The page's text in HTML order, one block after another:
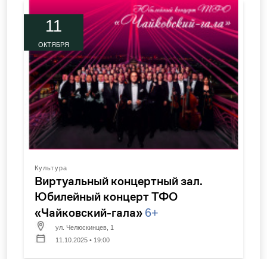
11
ОКТЯБРЯ
Культура
Виртуальный концертный зал.
Юбилейный концерт ТФО
«Чайковский-гала» 6+
ул. Челюскинцев, 1
11.10.2025 • 19:00